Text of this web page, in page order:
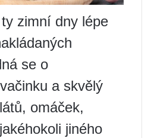
zimní dny lépe
se o
a skvělý
omáček,
jiného